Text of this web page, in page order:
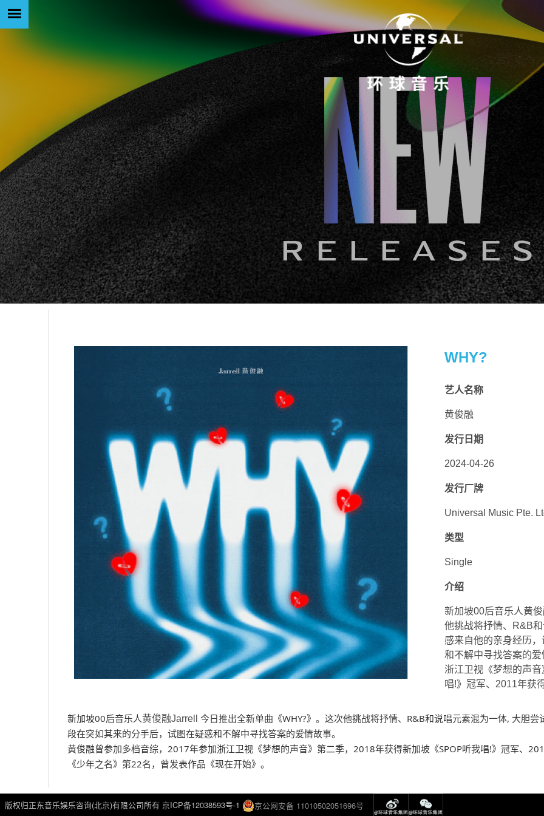
WHY?
艺人名称
黄俊融
发行日期
2024-04-26
发行厂牌
Universal Music Pte.
类型
Single
介绍
新加坡00后音乐人黄
他挑战将抒情、R&B
感来自他的亲身经历
和不解中寻找答案的
浙江卫视《梦想的声
唱!》冠军、2011年获
新加坡00后音乐人黄俊融Jarrell
今日推出全新单曲《WHY?》。这次他挑战将抒情、R&B和说唱元素混为一体, 大胆
段在突如其来的分手后，试图在疑惑和不解中寻找答案的爱情故事。
黄俊融曾参加多档音综，2017年参加浙江卫视《梦想的声音》第二季，2018年获得新加坡《SPOP听我唱!》冠军、
《少年之名》第22名，曾发表作品《现在开始》。
版权归正东音乐娱乐咨询(北京)有限公司所有 京ICP备12038593号-1 京公网安备 11010502051696号
扫码关注@环球音乐集团微博
扫码关注环球音乐集团微信公众号